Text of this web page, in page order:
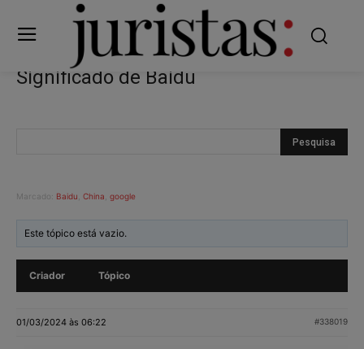
Significado de Baidu
Marcado: Baidu China google
Este tópico está vazio.
Criador Tópico
01/03/2024 às 06:22 #338019